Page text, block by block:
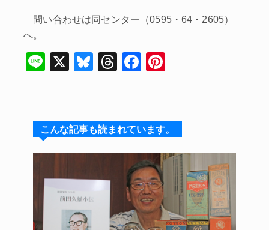
問い合わせは同センター（0595・64・2605）
へ。
Li
X
Bl
s
k
y
T
a
d
s
F
e
b
o
o
k
e
st
こんな記事も読まれています。